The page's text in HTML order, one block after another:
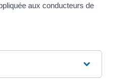
aux conducteurs de